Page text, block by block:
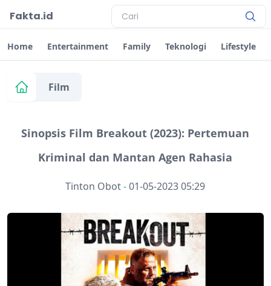
Fakta.id
Home Entertainment Family Teknologi Lifestyle
Film
Sinopsis Film Breakout (2023): Pertemuan
Kriminal dan Mantan Agen Rahasia
Tinton Obot-01-05-2023 05:29